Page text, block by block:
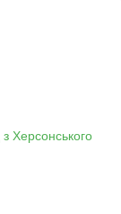
Херсонського